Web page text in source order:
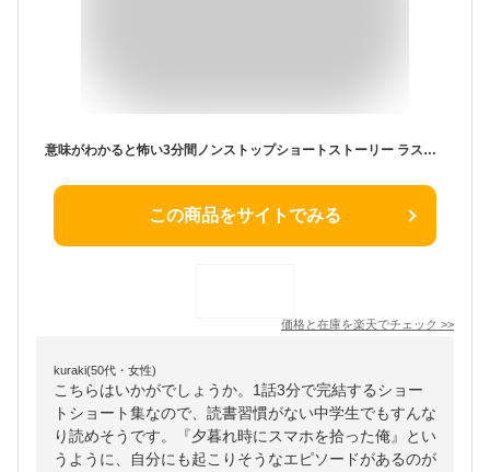
意味がわかると怖い3分間ノンストップショートストーリー ラストで君はゾッとする （PHPジュニアノベル） [ PHP研究所 ]
この商品をサイトでみる
価格と在庫を楽天でチェック >>
kuraki(50代・女性)
こちらはいかがでしょうか。1話3分で完結するショー
トショート集なので、読書習慣がない中学生でもすんな
り読めそうです。『夕暮れ時にスマホを拾った俺』とい
うように、自分にも起こりそうなエピソードがあるのが